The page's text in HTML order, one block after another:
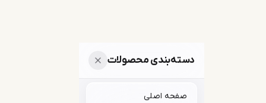
دسته‌بندی محصولات
صفحه اصلی